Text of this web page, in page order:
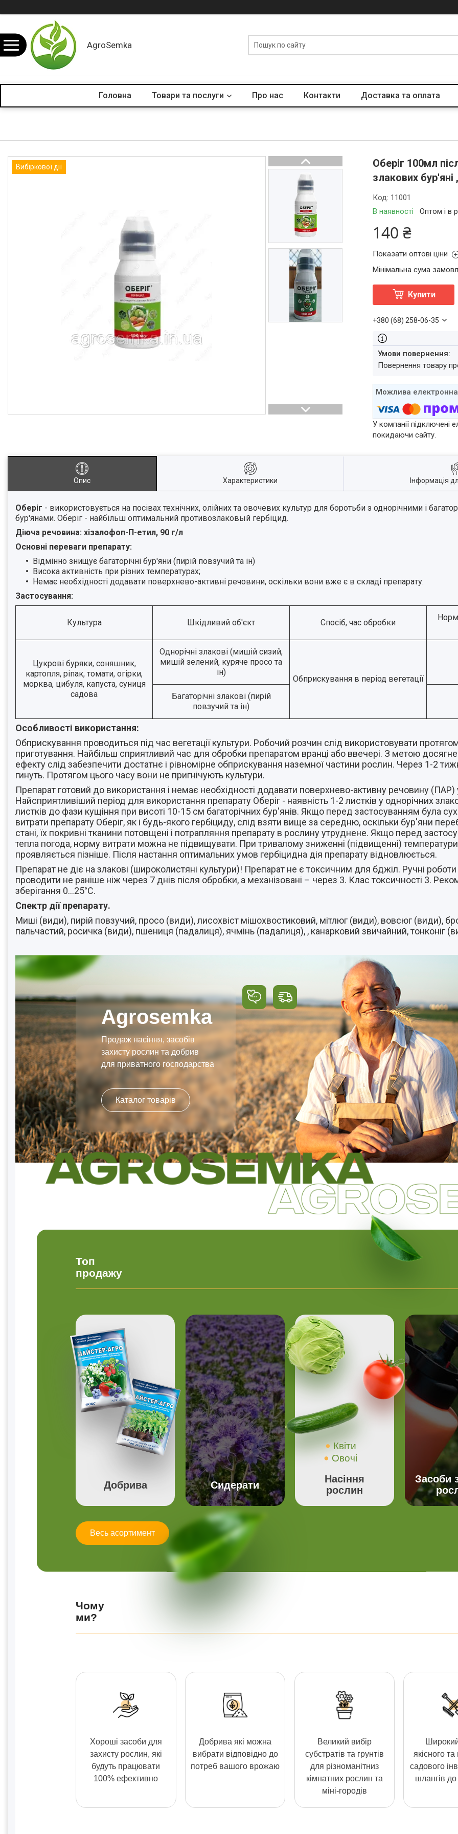
AgroSemka
Головна Товари та послуги Про нас Контакти Доставка та оплата
Вибіркової дії
Оберіг 100мл
злакових
В наявності Оптом і в
Код: 11001
140 ₴
Показати оптові ціни
Мінімальна сума
Купити
+380 (68) 258-06-35
повернення товару
У компанії підключені
покидаючи сайту.
Опис Характеристики Інформація
Оберіг - використовується на посівах технічних, олійних та овочевих культур для боротьби з однорічними і
бур'янами. Оберіг - найбільш оптимальний противозлаковый гербіцид.
Діюча речовина: хізалофоп-П-етил, 90 г/л
Основні переваги препарату:
Відмінно знищує багаторічні бур'яни (пирій повзучий та ін)
Висока активність при різних температурах;
Немає необхідності додавати поверхнево-активні речовини, оскільки вони вже є в складі препарату.
Застосування:
Культура Шкідливий об'єкт Спосіб, час обробки
Цукрові буряки, соняшник,
картопля, ріпак, томати, огірки,
морква, цибуля, капуста, суниця
садова
Однорічні злакові (мишій сизий,
мишій зелений, куряче просо та
ін)
Обприскування в період вегетації
Багаторічні злакові (пирій
повзучий та ін)
Особливості використання:
Обприскування проводиться під час вегетації культури. Робочий розчин слід використовувати
приготування. Найбільш сприятливий час для обробки препаратом вранці або ввечері. З метою
ефекту слід забезпечити достатнє і рівномірне обприскування наземної частини рослин. Через 1-2
гинуть. Протягом цього часу вони не пригнічують культури.
Препарат готовий до використання і немає необхідності додавати поверхнево-активну речовину (ПАР)
Найсприятливіший період для використання препарату Оберіг - наявність 1-2 листків у однорічних
листків до фази кущіння при висоті 10-15 см багаторічних бур'янів. Якщо перед застосуванням була
витрати препарату Оберіг, як і будь-якого гербіциду, слід взяти вище за середню, оскільки бур'яни
стані, їх покривні тканини потовщені і потрапляння препарату в рослину утруднене. Якщо перед
тепла погода, норму витрати можна не підвищувати. При тривалому зниженні (підвищенні)
проявляється пізніше. Після настання оптимальних умов гербіцидна дія препарату відновлюється.
Препарат не діє на злакові (широколистяні культури)! Препарат не є токсичним для бджіл. Ручні роботи
проводити не раніше ніж через 7 днів після обробки, а механізовані – через 3. Клас токсичності 3.
зберігання 0…25°С.
Спектр дії препарату.
Миші (види), пирій повзучий, просо (види), лисохвіст мішохвостиковий, мітлюг (види), вовсюг (види),
пальчастий, росичка (види), пшениця (падалиця), ячмінь (падалиця), , канарковий звичайний, тонконіг
Agrosemka
Продаж насіння, засобів
захисту рослин та добрив
для приватного господарства
Каталог товарів
Топ
продажу
Добрива Сидерати
Квіти
Овочі
Насіння
рослин
Засоби
Весь асортимент
Чому
ми?
Хороші засоби для
захисту рослин, які
будуть працювати
100% ефективно
Добрива які можна
вибрати відповідно до
потреб вашого врожаю
Великий вибір
субстратів та грунтів
для різноманітниз
кімнатних рослин та
міні-городів
якісного
садового
шлангів до